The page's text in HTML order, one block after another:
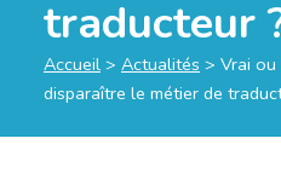
traducteur
Accueil > Actualités > Vrai ou
disparaître le métier de